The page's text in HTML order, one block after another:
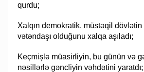
qurdu;
Xalqın demokratik, müstəqil
vətəndaşı olduğunu xalqa aşıladı;
Keçmişlə müasirliyin, bu günün və
nəsillərlə gəncliyin vəhdətini yaratdı;